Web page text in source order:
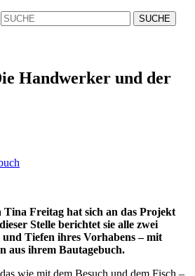
Handwerker und der
Freitag hat sich an das Projekt
Stelle berichtet sie alle zwei
Tiefen ihres Vorhabens – mit
aus ihrem Bautagebuch.